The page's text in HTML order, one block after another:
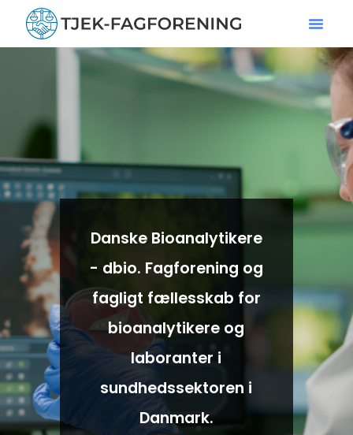
Danske Bioanalytikere
- dbio. Fagforening og
fagligt fællesskab for
bioanalytikere og
laboranter i
sundhedssektoren i
Danmark.